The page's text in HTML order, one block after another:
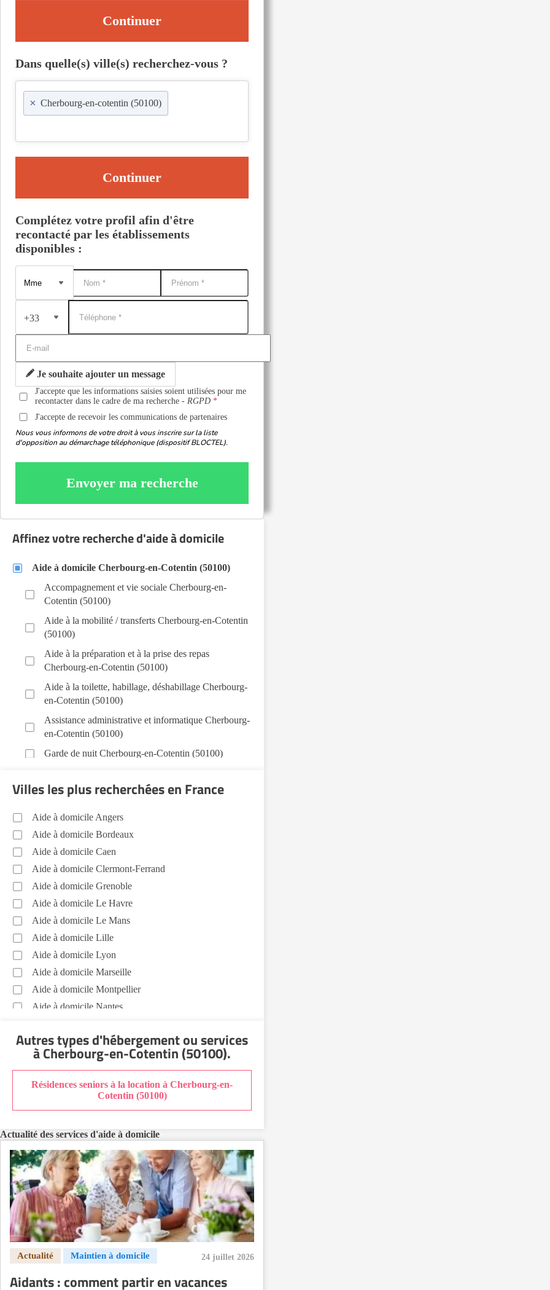
Continuer
Dans quelle(s) ville(s) recherchez-vous ?
× Cherbourg-en-cotentin (50100)
Continuer
Complétez votre profil afin d'être
recontacté par les établissements
disponibles :
+33
Je souhaite ajouter un message
J'accepte que les informations saisies soient utilisées pour me
recontacter dans le cadre de ma recherche -RGPD
J'accepte de recevoir les communications de partenaires
Nous vous informons de votre droit à vous inscrire sur la liste
d'opposition au démarchage téléphonique (dispositif BLOCTEL).
Envoyer ma recherche
Affinez votre recherche d'aide à domicile
Aide à domicile Cherbourg-en-Cotentin (50100)
Accompagnement et vie sociale Cherbourg-en-
Cotentin (50100)
Aide à la mobilité / transferts Cherbourg-en-Cotentin
(50100)
Aide à la préparation et à la prise des repas
Cherbourg-en-Cotentin (50100)
Aide à la toilette, habillage, déshabillage Cherbourg-
en-Cotentin (50100)
Assistance administrative et informatique Cherbourg-
en-Cotentin (50100)
Garde de nuit Cherbourg-en-Cotentin (50100)
Entretien du cadre de vie, ménage, repassage, gestion
Sorties (promenades, rendez-vous médicaux...)
Cherbourg-en-Cotentin (50100)
Voir toutes les aides à domicile à Cherbourg-en-Cotentin
(50100)
Villes les plus recherchées en France
Aide à domicile Angers
Aide à domicile Bordeaux
Aide à domicile Caen
Aide à domicile Clermont-Ferrand
Aide à domicile Grenoble
Aide à domicile Le Havre
Aide à domicile Le Mans
Aide à domicile Lille
Aide à domicile Lyon
Aide à domicile Marseille
Aide à domicile Montpellier
Aide à domicile Nantes
Aide à domicile Nîmes
Aide à domicile Orléans
Aide à domicile Perpignan
Aide à domicile Rennes
Aide à domicile Toulouse
Recherche par ville
Autres types d'hébergement ou services
à Cherbourg-en-Cotentin (50100).
Résidences seniors à la location à Cherbourg-en-
Cotentin (50100)
Actualité des services d'aide à domicile
24 juillet 2026
Aidants : comment partir en vacances